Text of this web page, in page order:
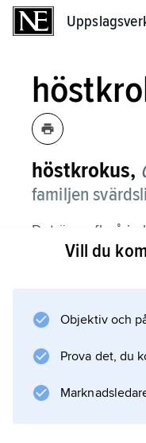
höstkrokus,
familjen
Det är en flerårig
hög. Bladen
kommer under
Ryssland, odlas
Vill du
Objektiv och
Prova det, du